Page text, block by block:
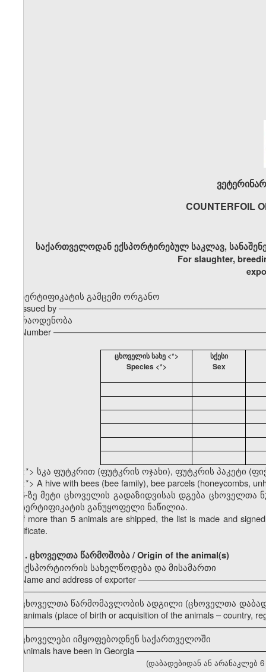
COUNTERFOIL
საქართველოდან ექსპორტირებულ საკლავ,
For slaughter,
სერტიფიკატის გამცემი ორგანო
Issued by
რაოდენობა
Number
ცხოველის სახე <*>
Species <*>
სქესი
Sex
<*> სკა ფუტკრით (ფუტკრის ოჯახი), ფუტკრის პაკეტი
<*> A hive with bees (bee family), bee parcels (honeycombs,
5-ზე მეტი ცხოველის გადაზიდვისას დგება
ამ სერტიფიკატის განუყოფელი ნაწილია.
If more than 5 animals are shipped, the list is made and
certificate.
1. ცხოველთა წარმოშობა / Origin of the animal(s)
ექსპორტიორის სახელწოდება და მისამართი
Name and address of exporter
ცხოველთა წარმომავლობის ადგილი (ცხოველთა
the animals (place of birth or acquisition of the animals – country,
ცხოველები იმყოფებოდნენ საქართველოში
Animals have been in Georgia
(დაბადებიდან ან არანაკლებ 6